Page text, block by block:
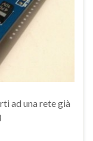
ad una rete già